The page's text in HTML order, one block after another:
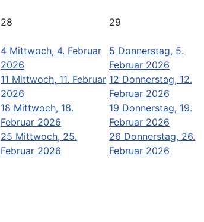
28 29
4 Mittwoch, 4. Februar
2026
5 Donnerstag, 5.
Februar 2026
11 Mittwoch, 11. Februar
2026
12 Donnerstag, 12.
Februar 2026
18 Mittwoch, 18.
Februar 2026
19 Donnerstag, 19.
Februar 2026
25 Mittwoch, 25.
Februar 2026
26 Donnerstag, 26.
Februar 2026